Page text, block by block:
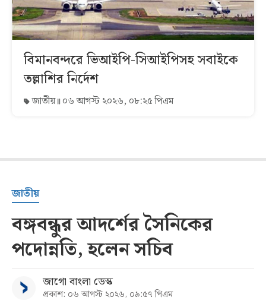
বিমানবন্দরে ভিআইপি-সিআইপিসহ সবাইকে
তল্লাশির নির্দেশ
জাতীয় ০৬ আগস্ট ২০২৬, ০৮:২৫ পিএম
জাতীয়
বঙ্গবন্ধুর আদর্শের সৈনিকের
পদোন্নতি, হলেন সচিব
জাগো বাংলা ডেস্ক
প্রকাশ: ০৬ আগস্ট ২০২৬, ০৯:৫৭ পিএম